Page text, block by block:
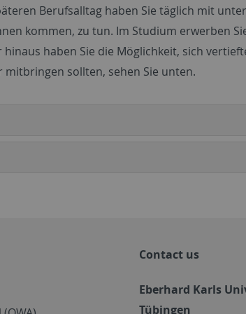
Berufsalltag haben Sie täglich mit
kommen, zu tun. Im Studium erwerben
haben Sie die Möglichkeit, sich
mitbringen sollten, sehen Sie unten.
Contact us
Eberhard Karls
Tübingen